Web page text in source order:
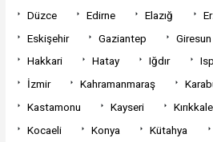
Düzce
Edirne Elazığ
Eskişehir
Gaziantep Giresun
Hakkari
Hatay Iğdır
İzmir
Kahramanmaraş
Kastamonu
Kayseri Kırıkkale
Kocaeli
Konya Kütahya